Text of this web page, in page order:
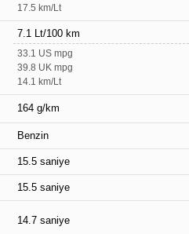
17.5 km/Lt
7.1 Lt/100 km
33.1 US mpg
39.8 UK mpg
14.1 km/Lt
164 g/km
Benzin
15.5 saniye
15.5 saniye
14.7 saniye